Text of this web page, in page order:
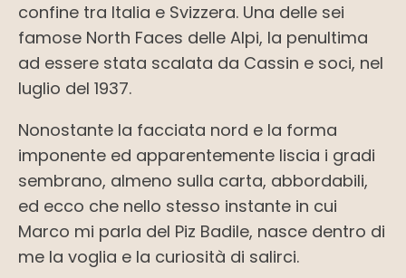
confine tra Italia e Svizzera. Una delle sei
famose North Faces delle Alpi, la penultima
ad essere stata scalata da Cassin e soci, nel
luglio del 1937.
Nonostante la facciata nord e la forma
imponente ed apparentemente liscia i gradi
sembrano, almeno sulla carta, abbordabili,
ed ecco che nello stesso instante in cui
Marco mi parla del Piz Badile, nasce dentro di
me la voglia e la curiosità di salirci.